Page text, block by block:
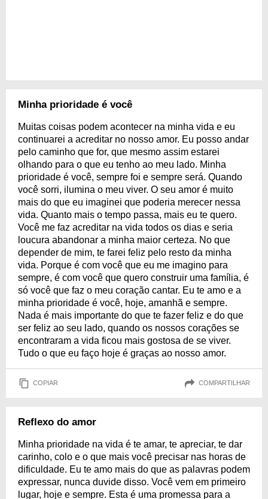
Minha prioridade é você
Muitas coisas podem acontecer na minha vida e eu
continuarei a acreditar no nosso amor. Eu posso andar
pelo caminho que for, que mesmo assim estarei
olhando para o que eu tenho ao meu lado. Minha
prioridade é você, sempre foi e sempre será. Quando
você sorri, ilumina o meu viver. O seu amor é muito
mais do que eu imaginei que poderia merecer nessa
vida. Quanto mais o tempo passa, mais eu te quero.
Você me faz acreditar na vida todos os dias e seria
loucura abandonar a minha maior certeza. No que
depender de mim, te farei feliz pelo resto da minha
vida. Porque é com você que eu me imagino para
sempre, é com você que quero construir uma família, é
só você que faz o meu coração cantar. Eu te amo e a
minha prioridade é você, hoje, amanhã e sempre.
Nada é mais importante do que te fazer feliz e do que
ser feliz ao seu lado, quando os nossos corações se
encontraram a vida ficou mais gostosa de se viver.
Tudo o que eu faço hoje é graças ao nosso amor.
COPIAR COMPARTILHAR
Reflexo do amor
Minha prioridade na vida é te amar, te apreciar, te dar
carinho, colo e o que mais você precisar nas horas de
dificuldade. Eu te amo mais do que as palavras podem
expressar, nunca duvide disso. Você vem em primeiro
lugar, hoje e sempre. Esta é uma promessa para a